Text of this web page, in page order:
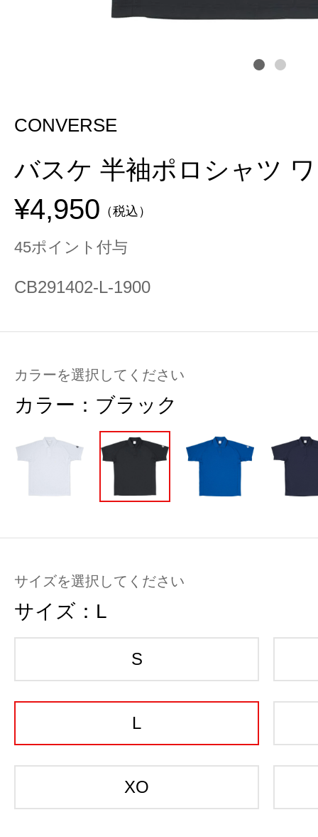
CONVERSE
バスケ 半袖ポロシャツ
¥4,950 （税込）
45ポイント付与
CB291402-L-1900
カラーを選択してください
カラー： ブラック
サイズを選択してください
サイズ： L
S
L
XO